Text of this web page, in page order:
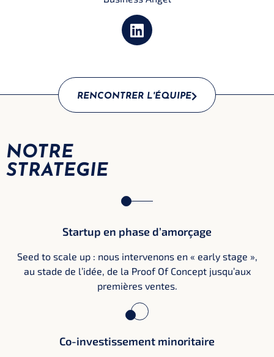
RENCONTRER L'ÉQUIPE
NOTRE
STRATEGIE
Startup en phase d’amorçage
Seed to scale up : nous intervenons en « early stage »,
au stade de l’idée, de la Proof Of Concept jusqu’aux
premières ventes.
Co-investissement minoritaire